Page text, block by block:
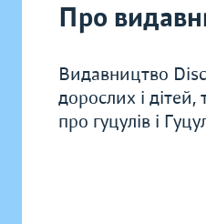
Про
Видавництво
дорослих і
про гуцулів і